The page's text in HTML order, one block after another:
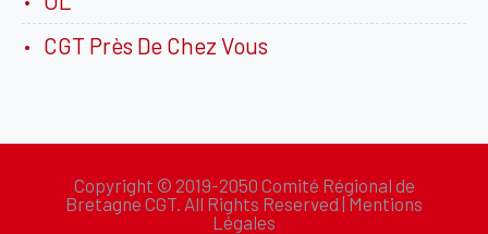
CGT Près De Chez Vous
Copyright © 2019-2050 Comité Régional de
Bretagne CGT. All Rights Reserved | Mentions
Légales